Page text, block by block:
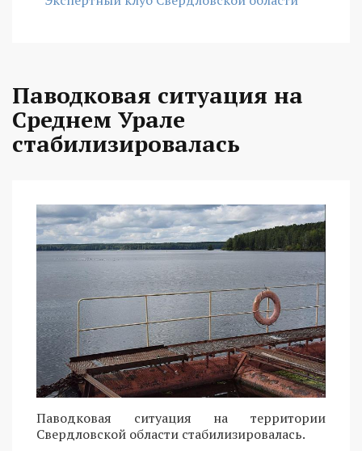
Паводковая ситуация на
Среднем Урале
стабилизировалась
Паводковая ситуация на территории
Свердловской области стабилизировалась.